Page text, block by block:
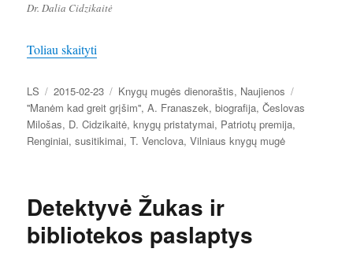
Dr. Dalia Cidzikaitė
Toliau skaityti
Autorius
LS Paskelbta
2015-02-23 Kategorijos
Knygų mugės dienoraštis, Naujienos
Žymos
''Manėm kad greit grįšim'',A. Franaszek,biografija,Česlovas
Milošas, D. Cidzikaitė,knygų pristatymai, Patriotų premija,
Renginiai,susitikimai,T. Venclova,Vilniaus knygų mugė
Detektyvė Žukas ir
bibliotekos paslaptys